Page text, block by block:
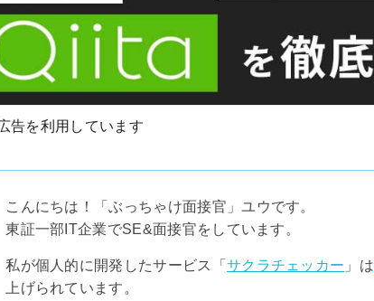
告を利用しています
こんにちは！「ぶっちゃけ面接官」ユウです。
東証一部IT企業でSE&面接官をしています。
私が個人的に開発したサービス「 サクラチェッカー 」は
上げられています。